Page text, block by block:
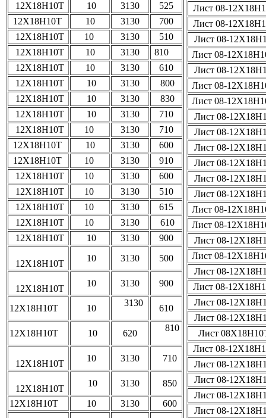
12Х18Н10Т
10 3130
525
12Х18Н10Т
10 3130
700
12Х18Н10Т
10 3130
510
12Х18Н10Т
10 3130
810
12Х18Н10Т
10 3130
610
12Х18Н10Т
10 3130
800
12Х18Н10Т
10 3130
830
12Х18Н10Т
10 3130
710
12Х18Н10Т
10 3130
710
12Х18Н10Т
10 3130
600
12Х18Н10Т
10 3130
910
12Х18Н10Т
10 3130
600
12Х18Н10Т
10 3130
510
12Х18Н10Т
10 3130
615
12Х18Н10Т
10 3130
610
12Х18Н10Т
10 3130 900
12Х18Н10Т
10 3130 500
12Х18Н10Т
10 3130 900
12Х18Н10Т 10
3130
610
12Х18Н10Т 10 620
810
12Х18Н10Т
10 3130 710
12Х18Н10Т
10 3130
850
12Х18Н10Т
10 3130 600
Лист 08-
Лист 08-
Лист 08-
Лист 08-
Лист 08-
Лист 08-
Лист 08-
Лист 08-
Лист 08-
Лист 08-
Лист 08-
Лист 08-
Лист 08-
Лист 08-
Лист 08-
Лист 08-
Лист 08-
Лист 08-
Лист 08-
Лист 08-
Лист 08-
Лист
Лист 08-
Лист 08-
Лист 08-
Лист 08-
Лист 08-